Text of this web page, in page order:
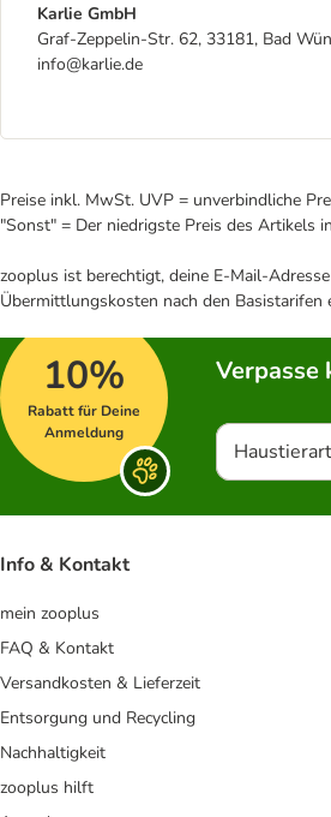
Karlie GmbH
Graf-Zeppelin-Str. 62, 33181, Bad
info@karlie.de
Preise inkl. MwSt. UVP = unverbindliche
"Sonst" = Der niedrigste Preis des Artikels
zooplus ist berechtigt, deine E-Mail-
Übermittlungskosten nach den
10%
Rabatt für Deine
Anmeldung
Verpasse
Info & Kontakt
mein zooplus
FAQ & Kontakt
Versandkosten & Lieferzeit
Entsorgung und Recycling
Nachhaltigkeit
zooplus hilft